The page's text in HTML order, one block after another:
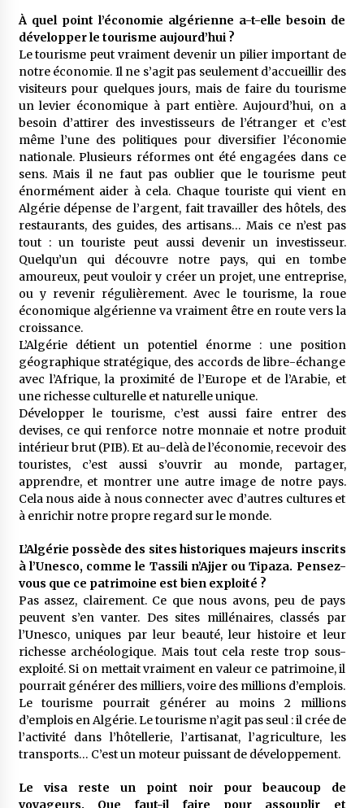
À quel point l’économie algérienne a-t-elle besoin de
développer le tourisme aujourd’hui ?
Le tourisme peut vraiment devenir un pilier important de
notre économie. Il ne s’agit pas seulement d’accueillir des
visiteurs pour quelques jours, mais de faire du tourisme
un levier économique à part entière. Aujourd’hui, on a
besoin d’attirer des investisseurs de l’étranger et c’est
même l’une des politiques pour diversifier l’économie
nationale. Plusieurs réformes ont été engagées dans ce
sens. Mais il ne faut pas oublier que le tourisme peut
énormément aider à cela. Chaque touriste qui vient en
Algérie dépense de l’argent, fait travailler des hôtels, des
restaurants, des guides, des artisans… Mais ce n’est pas
tout : un touriste peut aussi devenir un investisseur.
Quelqu’un qui découvre notre pays, qui en tombe
amoureux, peut vouloir y créer un projet, une entreprise,
ou y revenir régulièrement. Avec le tourisme, la roue
économique algérienne va vraiment être en route vers la
croissance.
L’Algérie détient un potentiel énorme : une position
géographique stratégique, des accords de libre-échange
avec l’Afrique, la proximité de l’Europe et de l’Arabie, et
une richesse culturelle et naturelle unique.
Développer le tourisme, c’est aussi faire entrer des
devises, ce qui renforce notre monnaie et notre produit
intérieur brut (PIB). Et au-delà de l’économie, recevoir des
touristes, c’est aussi s’ouvrir au monde, partager,
apprendre, et montrer une autre image de notre pays.
Cela nous aide à nous connecter avec d’autres cultures et
à enrichir notre propre regard sur le monde.
L’Algérie possède des sites historiques majeurs inscrits
à l’Unesco, comme le Tassili n’Ajjer ou Tipaza. Pensez-
vous que ce patrimoine est bien exploité ?
Pas assez, clairement. Ce que nous avons, peu de pays
peuvent s’en vanter. Des sites millénaires, classés par
l’Unesco, uniques par leur beauté, leur histoire et leur
richesse archéologique. Mais tout cela reste trop sous-
exploité. Si on mettait vraiment en valeur ce patrimoine, il
pourrait générer des milliers, voire des millions d’emplois.
Le tourisme pourrait générer au moins 2 millions
d’emplois en Algérie. Le tourisme n’agit pas seul : il crée de
l’activité dans l’hôtellerie, l’artisanat, l’agriculture, les
transports… C’est un moteur puissant de développement.
Le visa reste un point noir pour beaucoup de
voyageurs. Que faut-il faire pour assouplir et